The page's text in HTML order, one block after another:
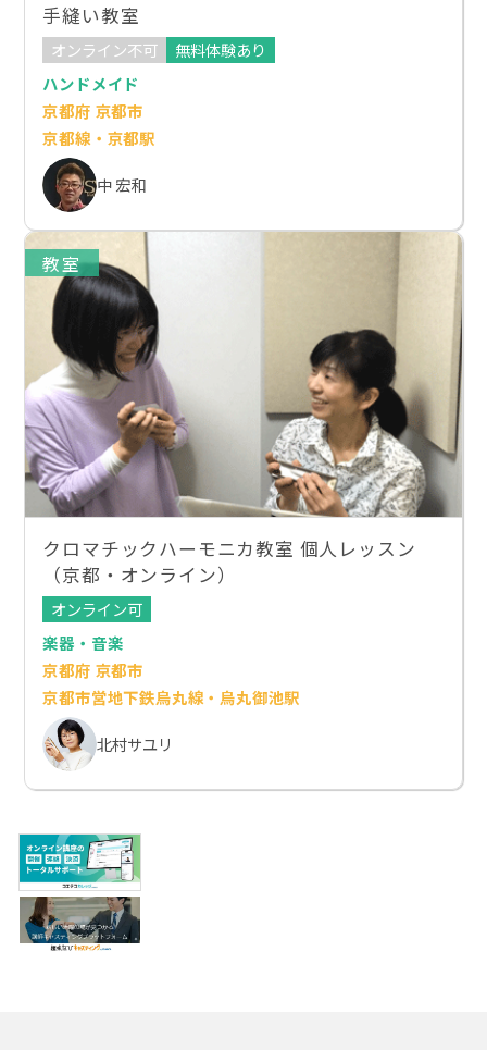
手縫い教室
オンライン不可
無料体験あり
ハンドメイド
京都府 京都市
京都線・京都駅
中 宏和
教室
クロマチックハーモニカ教室 個人レッスン
（京都・オンライン）
オンライン可
楽器・音楽
京都府 京都市
京都市営地下鉄烏丸線・烏丸御池駅
北村サユリ